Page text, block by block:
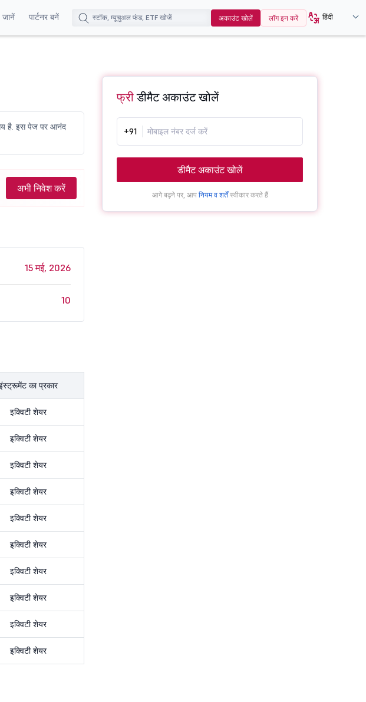
जानें पार्टनर बनें अकाउंट खोलें लॉग इन करें हिंदी
आय है. इस पेज पर आनंद
अभी निवेश करें
15 मई, 2026
10
का प्रकार
इक्विटी शेयर
इक्विटी शेयर
इक्विटी शेयर
इक्विटी शेयर
इक्विटी शेयर
इक्विटी शेयर
इक्विटी शेयर
इक्विटी शेयर
इक्विटी शेयर
इक्विटी शेयर
फ्रीडीमैट अकाउंट खोलें
+91
डीमैट अकाउंट खोलें
आगे बढ़ने पर, आप नियम व शर्तेंस्वीकार करते हैं